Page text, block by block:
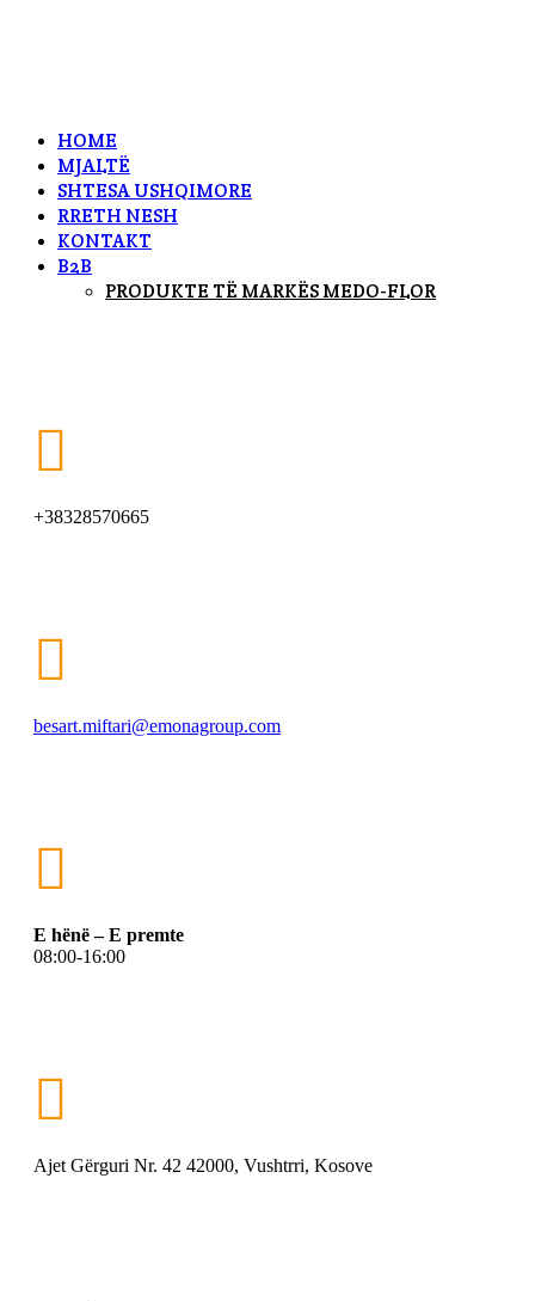
HOME
MJALTË
SHTESA USHQIMORE
RRETH NESH
KONTAKT
B2B
PRODUKTE TË MARKËS MEDO-FLOR

+38328570665

besart.miftari@emonagroup.com

E hënë – E premte
08:00-16:00

Ajet Gërguri Nr. 42 42000, Vushtrri, Kosove